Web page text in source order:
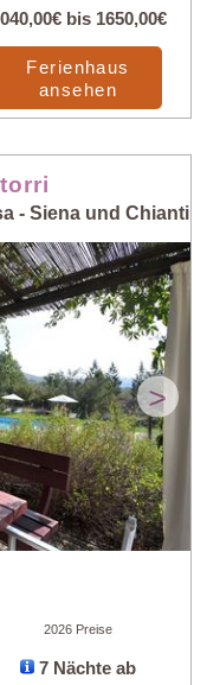
bis 1650,00€
Ferienhaus
ansehen
- Siena und Chianti
>
2026 Preise
7 Nächte ab